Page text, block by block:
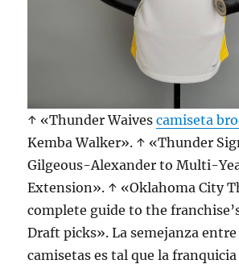
↑ «Thunder Waivescamiseta
Kemba Walker». ↑ «Thunder
Gilgeous-Alexander to Multi-
Extension». ↑ «Oklahoma City
complete guide to the
Draft picks». La semejanza entre
camisetas es tal que la